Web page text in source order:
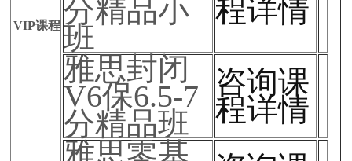
VIP课程 分精品小
班
程详情
雅思封闭
V6保6.5-7
分精品班
咨询课
程详情